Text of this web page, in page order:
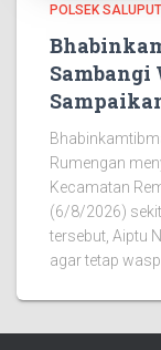
POLSEK
Sambangi
Rumengan
Kecamatan
(6/8/2026)
tersebut, Aiptu
agar tetap